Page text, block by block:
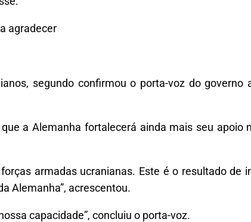
agradecer
segundo confirmou o porta-voz do governo
a Alemanha fortalecerá ainda mais seu apoio
armadas ucranianas. Este é o resultado de
Alemanha”, acrescentou.
capacidade”, concluiu o porta-voz.